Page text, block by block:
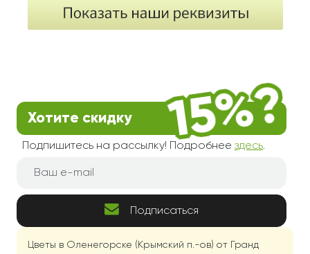
Цветы в Оленегорске (Крымский п.-ов) от Гранд
Хотите скидку
Подпишитесь на рассылку! Подробнее здесь.
Подписаться